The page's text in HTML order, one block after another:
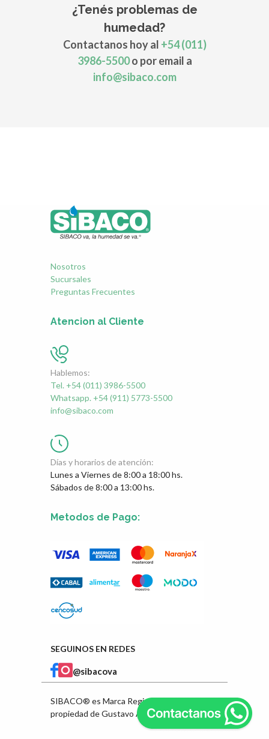
¿Tenés problemas de
humedad?
Contactanos hoy al +54 (011)
3986-5500o por email a
info@sibaco.com
Nosotros
Sucursales
Preguntas Frecuentes
Atencion al Cliente
Hablemos:
Tel. +54 (011) 3986-5500
Whatsapp. +54 (911) 5773-5500
info@sibaco.com
Días y horarios de atención:
Lunes a Viernes de 8:00 a 18:00 hs.
Sábados de 8:00 a 13:00 hs.
Metodos de Pago:
SEGUINOS EN REDES
@sibacova
SIBACO® es Marca Registrada en INPI
propiedad de Gustavo Ángel Ibarra